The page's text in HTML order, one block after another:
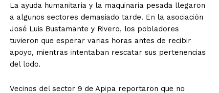
La ayuda humanitaria y la maquinaria pesada llegaron
a algunos sectores demasiado tarde. En la asociación
José Luis Bustamante y Rivero, los pobladores
tuvieron que esperar varias horas antes de recibir
apoyo, mientras intentaban rescatar sus pertenencias
del lodo.
Vecinos del sector 9 de Apipa reportaron que no